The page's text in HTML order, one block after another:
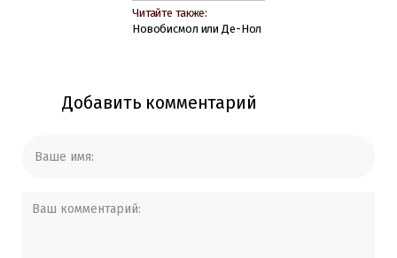
Читайте также:
Новобисмол или Де-Нол
Добавить комментарий